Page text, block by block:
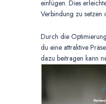
einfügen. Dies
Verbindung zu setzen
Durch die
du eine attraktive
dazu beitragen kann